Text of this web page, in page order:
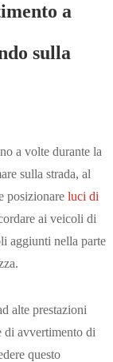
a
sulla
a volte durante la
sulla strada, al
posizionare luci di
ai veicoli di
aggiunti nella parte
alte prestazioni
di avvertimento di
questo